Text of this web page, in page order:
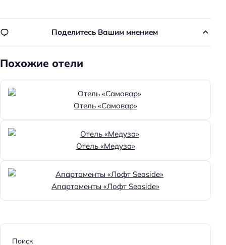
Поделитесь Вашим мнением
Похожие отели
Отель «Самовар»
Отель «Медуза»
Апартаменты «Лофт Seaside»
Поиск